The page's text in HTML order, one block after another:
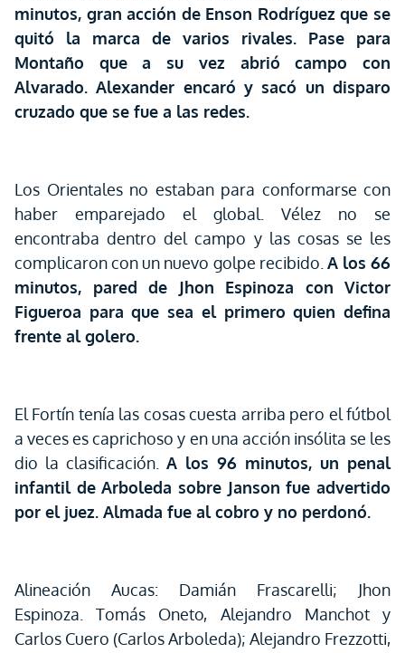
minutos, gran acción de Enson Rodríguez que se
quitó la marca de varios rivales. Pase para
Montaño que a su vez abrió campo con
Alvarado. Alexander encaró y sacó un disparo
cruzado que se fue a las redes.
Los Orientales no estaban para conformarse con
haber emparejado el global. Vélez no se
encontraba dentro del campo y las cosas se les
complicaron con un nuevo golpe recibido. A los 66
minutos, pared de Jhon Espinoza con Victor
Figueroa para que sea el primero quien defina
frente al golero.
El Fortín tenía las cosas cuesta arriba pero el fútbol
a veces es caprichoso y en una acción insólita se les
dio la clasificación. A los 96 minutos, un penal
infantil de Arboleda sobre Janson fue advertido
por el juez. Almada fue al cobro y no perdonó.
Alineación Aucas: Damián Frascarelli; Jhon
Espinoza. Tomás Oneto, Alejandro Manchot y
Carlos Cuero (Carlos Arboleda); Alejandro Frezzotti,